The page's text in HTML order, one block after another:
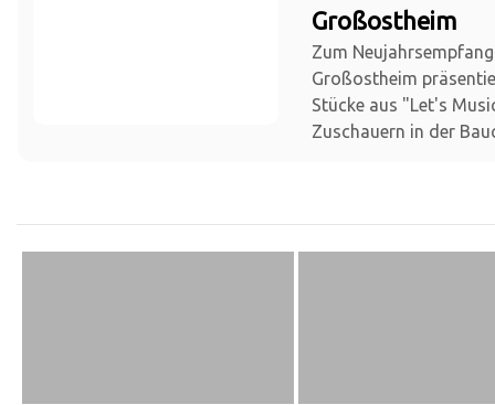
Großostheim
Zum
Großostheim
Stücke aus "Let's
Zuschauern in der